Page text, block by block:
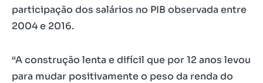
participação dos salários no PIB observada entre
2004 e 2016.
“A construção lenta e difícil que por 12 anos levou
para mudar positivamente o peso da renda do